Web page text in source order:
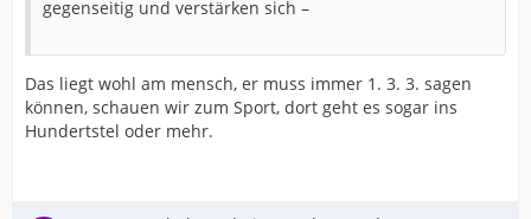
gegenseitig und verstärken sich –
Das liegt wohl am mensch, er muss immer 1. 3. 3. sagen
können, schauen wir zum Sport, dort geht es sogar ins
Hundertstel oder mehr.